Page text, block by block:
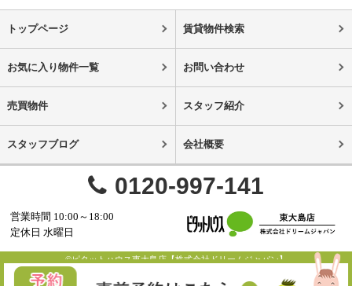
トップページ 賃貸物件検索
お気に入り物件一覧 お問い合わせ
売買物件 スタッフ紹介
スタッフブログ 会社概要
0120-997-141
営業時間 10:00～18:00
定休日 水曜日
©ピタットハウス東大島店【株式会社ドリームジャパン】